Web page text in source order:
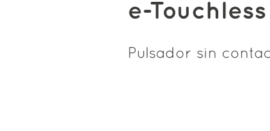
e-
Pulsador sin